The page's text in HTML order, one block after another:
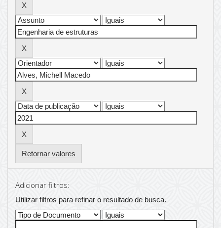
Retornar valores
Adicionar filtros:
Utilizar filtros para refinar o resultado de busca.